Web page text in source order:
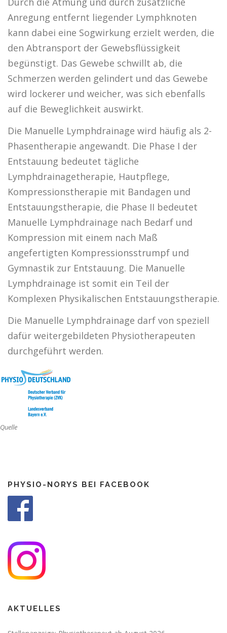
Anregung entfernt liegender Lymphknoten
kann dabei eine Sogwirkung erzielt werden, die
den Abtransport der Gewebsflüssigkeit
begünstigt. Das Gewebe schwillt ab, die
Schmerzen werden gelindert und das Gewebe
wird lockerer und weicher, was sich ebenfalls
auf die Beweglichkeit auswirkt.
Die Manuelle Lymphdrainage wird häufig als 2-
Phasentherapie angewandt. Die Phase I der
Entstauung bedeutet tägliche
Lymphdrainagetherapie, Hautpflege,
Kompressionstherapie mit Bandagen und
Entstauungstherapie, die Phase II bedeutet
Manuelle Lymphdrainage nach Bedarf und
Kompression mit einem nach Maß
angefertigten Kompressionsstrumpf und
Gymnastik zur Entstauung. Die Manuelle
Lymphdrainage ist somit ein Teil der
Komplexen Physikalischen Entstauungstherapie.
Die Manuelle Lymphdrainage darf von speziell
dafür weitergebildeten Physiotherapeuten
durchgeführt werden.
Quelle
PHYSIO-NORYS BEI FACEBOOK
AKTUELLES